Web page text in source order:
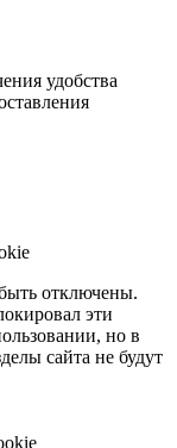
удобства
отключены.
эти
но в
сайта не будут